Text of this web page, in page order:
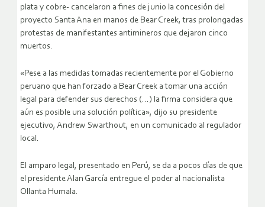
plata y cobre- cancelaron a fines de junio la concesión del
proyecto Santa Ana en manos de Bear Creek, tras prolongadas
protestas de manifestantes antimineros que dejaron cinco
muertos.
«Pese a las medidas tomadas recientemente por el Gobierno
peruano que han forzado a Bear Creek a tomar una acción
legal para defender sus derechos (…) la firma considera que
aún es posible una solución política», dijo su presidente
ejecutivo, Andrew Swarthout, en un comunicado al regulador
local.
El amparo legal, presentado en Perú, se da a pocos días de que
el presidente Alan García entregue el poder al nacionalista
Ollanta Humala.